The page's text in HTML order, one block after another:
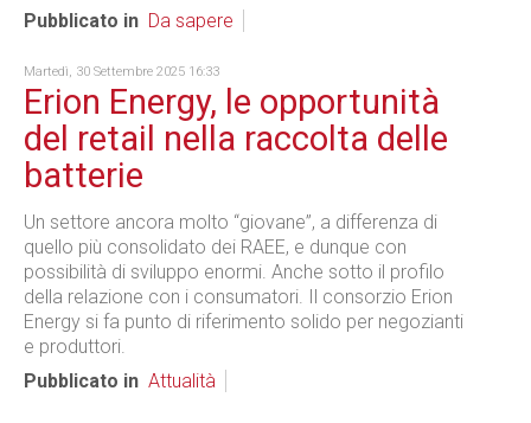
Pubblicato in Da sapere
Martedì, 30 Settembre 2025 16:33
Erion Energy, le opportunità
del retail nella raccolta delle
batterie
Un settore ancora molto “giovane”, a differenza di
quello più consolidato dei RAEE, e dunque con
possibilità di sviluppo enormi. Anche sotto il profilo
della relazione con i consumatori. Il consorzio Erion
Energy si fa punto di riferimento solido per negozianti
e produttori.
Pubblicato in Attualità